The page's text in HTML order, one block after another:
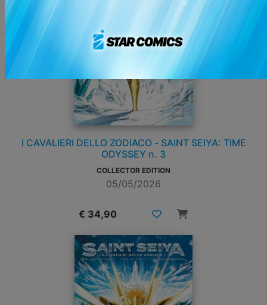
I CAVALIERI DELLO ZODIACO - SAINT SEIYA: TIME
ODYSSEY n. 3
COLLECTOR EDITION
05/05/2026
€ 34,90